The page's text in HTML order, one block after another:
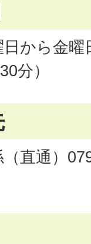
から金曜
分）
直通）